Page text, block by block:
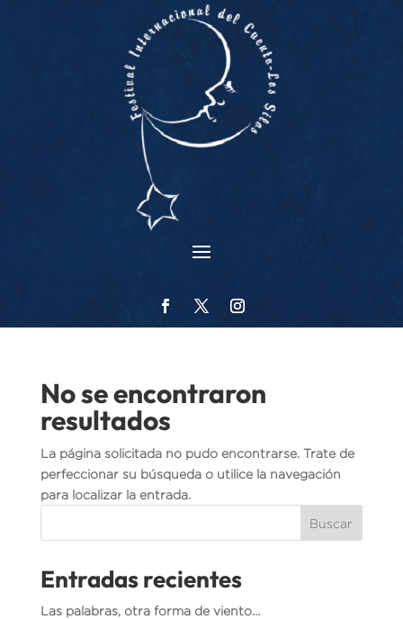
No se encontraron
resultados
La página solicitada no pudo encontrarse. Trate de
perfeccionar su búsqueda o utilice la navegación
para localizar la entrada.
Buscar
Entradas recientes
Las palabras, otra forma de viento…